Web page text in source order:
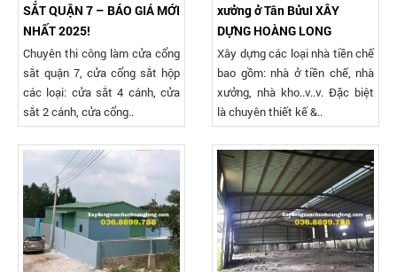
SẮT QUẬN 7 – BÁO GIÁ MỚI
NHẤT 2025!
Chuyên thi công làm cửa cổng
sắt quận 7, cửa cổng sắt hộp
các loại: cửa sắt 4 cánh, cửa
sắt 2 cánh, cửa cổng..
xưởng ở Tân BửuI XÂY
DỰNG HOÀNG LONG
Xây dựng các loại nhà tiền chế
bao gồm: nhà ở tiền chế, nhà
xưởng, nhà kho..v..v. Đặc biệt
là chuyên thiết kế &..